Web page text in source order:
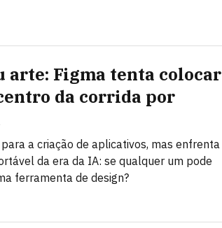
arte: Figma tenta colocar
da corrida por
a criação de aplicativos, mas enfrenta
da era da IA: se qualquer um pode
ferramenta de design?